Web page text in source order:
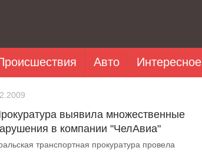
Авто Интересное
выявила множественные
в компании "ЧелАвиа"
транспортная прокуратура провела